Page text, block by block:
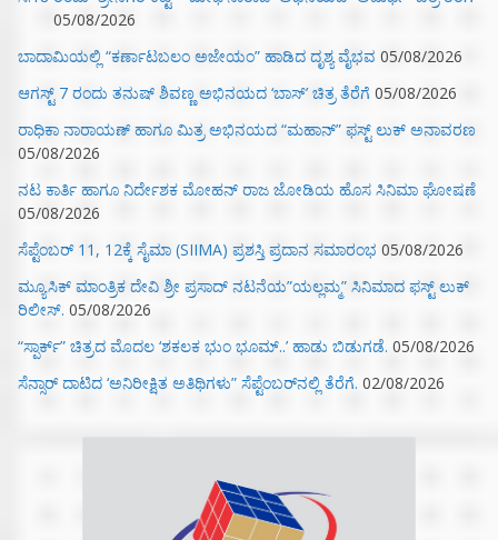
05/08/2026
ಬಾದಾಮಿಯಲ್ಲಿ “ಕರ್ಣಾಟಬಲಂ ಅಜೇಯಂ” ಹಾಡಿದ ದೃಶ್ಯ ವೈಭವ 05/08/2026
ಆಗಸ್ಟ್ 7 ರಂದು ತನುಷ್ ಶಿವಣ್ಣ ಅಭಿನಯದ ‘ಬಾಸ್’ ಚಿತ್ರ ತೆರೆಗೆ 05/08/2026
ರಾಧಿಕಾ ನಾರಾಯಣ್ ಹಾಗೂ ಮಿತ್ರ ಅಭಿನಯದ “ಮಹಾನ್” ಫಸ್ಟ್ ಲುಕ್ ಅನಾವರಣ
05/08/2026
ನಟ ಕಾರ್ತಿ ಹಾಗೂ ನಿರ್ದೇಶಕ ಮೋಹನ್ ರಾಜ ಜೋಡಿಯ ಹೊಸ ಸಿನಿಮಾ ಘೋಷಣೆ
05/08/2026
ಸೆಪ್ಟೆಂಬರ್ 11, 12ಕ್ಕೆ ಸೈಮಾ (SIIMA) ಪ್ರಶಸ್ತಿ ಪ್ರದಾನ ಸಮಾರಂಭ 05/08/2026
ಮ್ಯೂಸಿಕ್‌ ಮಾಂತ್ರಿಕ ದೇವಿ ಶ್ರೀ ಪ್ರಸಾದ್ ನಟನೆಯ”ಯಲ್ಲಮ್ಮ” ಸಿನಿಮಾದ ಫಸ್ಟ್‌ ಲುಕ್‌
ರಿಲೀಸ್. 05/08/2026
“ಸ್ಪಾರ್ಕ್” ಚಿತ್ರದ ಮೊದಲ‌ ‘ಶಕಲಕ ಭುಂ‌ ಭೂಮ್..’ ಹಾಡು ಬಿಡುಗಡೆ. 05/08/2026
ಸೆನ್ಸಾರ್ ದಾಟಿದ ‘ಅನಿರೀಕ್ಷಿತ ಅತಿಥಿಗಳು” ಸೆಪ್ಟೆಂಬರ್‌ನಲ್ಲಿ ತೆರೆಗೆ. 02/08/2026